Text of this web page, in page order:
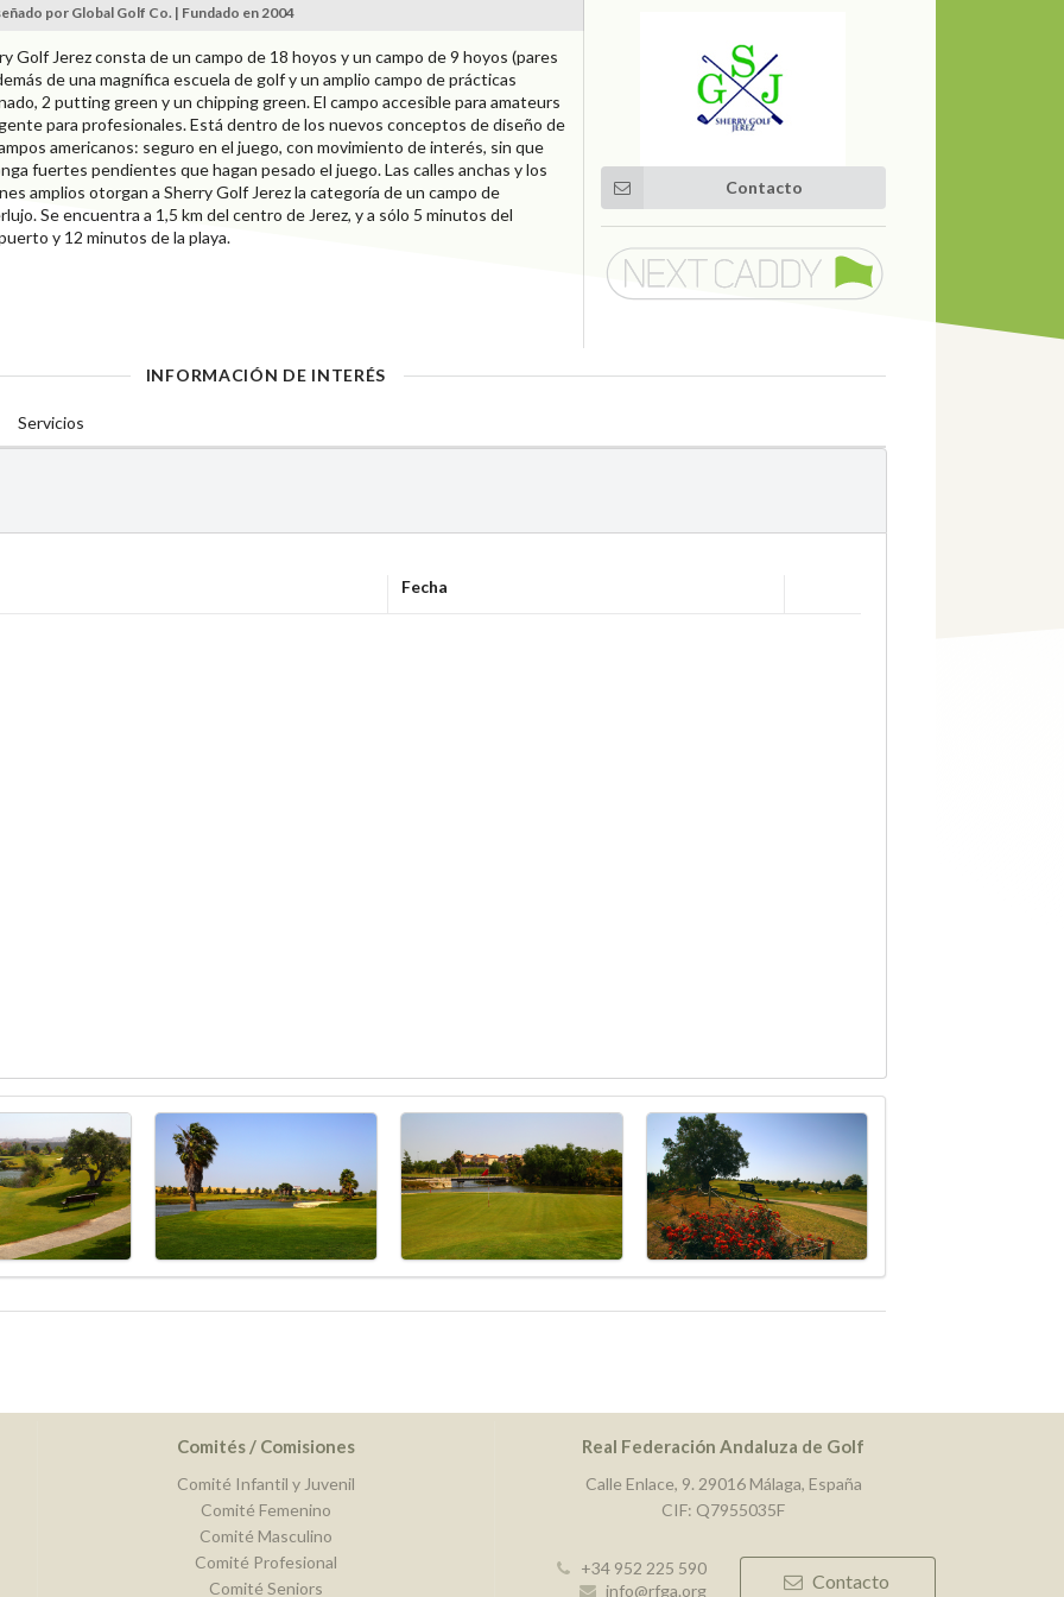
por Global Golf Co. | Fundado en 2004
Golf Jerez consta de un campo de 18 hoyos y un campo de 9 hoyos (pares
de una magnífica escuela de golf y un amplio campo de prácticas
2 putting green y un chipping green. El campo accesible para amateurs
para profesionales. Está dentro de los nuevos conceptos de diseño de
americanos: seguro en el juego, con movimiento de interés, sin que
fuertes pendientes que hagan pesado el juego. Las calles anchas y los
amplios otorgan a Sherry Golf Jerez la categoría de un campo de
Se encuentra a 1,5 km del centro de Jerez, y a sólo 5 minutos del
y 12 minutos de la playa.
Contacto
INFORMACIÓN DE INTERÉS
Servicios
Fecha
Comités / Comisiones
Comité Infantil y Juvenil
Comité Femenino
Comité Masculino
Comité Profesional
Comité Seniors
Real Federación Andaluza de Golf
Calle Enlace, 9. 29016 Málaga, España
CIF: Q7955035F
+34 952 225 590
info@rfga.org
Contacto